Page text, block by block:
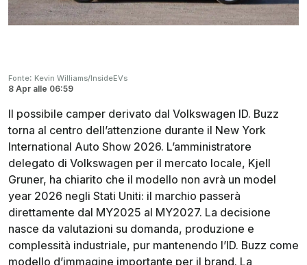
Fonte: Kevin Williams/InsideEVs
8 Apr alle 06:59
Il possibile camper derivato dal Volkswagen ID. Buzz
torna al centro dell’attenzione durante il New York
International Auto Show 2026. L’amministratore
delegato di Volkswagen per il mercato locale, Kjell
Gruner, ha chiarito che il modello non avrà un model
year 2026 negli Stati Uniti: il marchio passerà
direttamente dal MY2025 al MY2027. La decisione
nasce da valutazioni su domanda, produzione e
complessità industriale, pur mantenendo l’ID. Buzz come
modello d’immagine importante per il brand. La